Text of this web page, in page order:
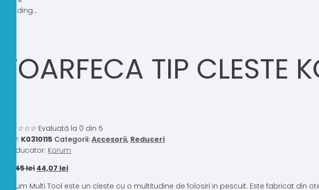
Loading...
FOARFECA TIP CLESTE
☆☆☆☆ Evaluată la 0 din 5
SKU: K0310115 Categorii: Accesorii, Reduceri
Producator: Korum
73,45lei Prețul
44,07 leiPrețul
Korum Multi Tool este un cleste cu o multitudine de folosiri in pescuit. Este fabricat din